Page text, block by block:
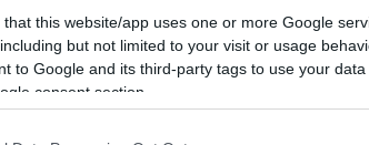
that this website/app uses one or more Google
but not limited to your visit or usage
to Google and its third-party tags to use your
consent section.Commenti